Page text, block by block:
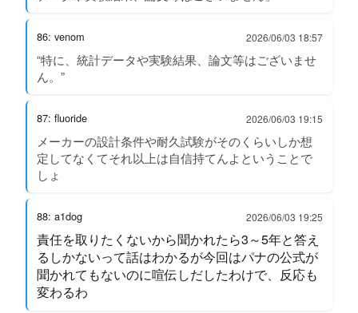
86: venom 2026/06/03 18:57
“特に、統計データや実験結果、論文等はございませ
ん。”
87: fluoride 2026/06/03 19:15
メーカーの設計条件や耐久試験がそのくらいしか想
定してなくてそれ以上は自信持てんよということで
しょ
88: a1dog 2026/06/03 19:25
責任を取りたくないから聞かれたら3～5年と答え
るしかないって話はわかるが今回はパナの公式が
聞かれてもないのに喧伝しだしたわけで、反応も
変わるわ